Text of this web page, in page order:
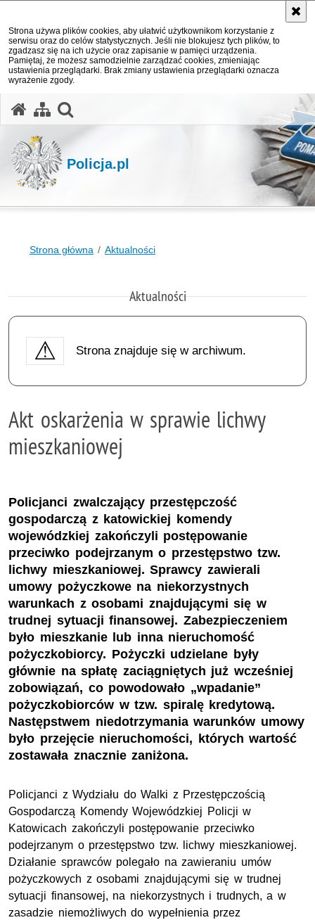
Strona używa plików cookies, aby ułatwić użytkownikom korzystanie z
serwisu oraz do celów statystycznych. Jeśli nie blokujesz tych plików, to
zgadzasz się na ich użycie oraz zapisanie w pamięci urządzenia.
Pamiętaj, że możesz samodzielnie zarządzać cookies, zmieniając
ustawienia przeglądarki. Brak zmiany ustawienia przeglądarki oznacza
wyrażenie zgody.
Policja.pl
Strona główna Aktualności
Aktualności
Strona znajduje się w archiwum.
Akt oskarżenia w sprawie lichwy
mieszkaniowej
Policjanci zwalczający przestępczość
gospodarczą z katowickiej komendy
wojewódzkiej zakończyli postępowanie
przeciwko podejrzanym o przestępstwo tzw.
lichwy mieszkaniowej. Sprawcy zawierali
umowy pożyczkowe na niekorzystnych
warunkach z osobami znajdującymi się w
trudnej sytuacji finansowej. Zabezpieczeniem
było mieszkanie lub inna nieruchomość
pożyczkobiorcy. Pożyczki udzielane były
głównie na spłatę zaciągniętych już wcześniej
zobowiązań, co powodowało „wpadanie”
pożyczkobiorców w tzw. spiralę kredytową.
Następstwem niedotrzymania warunków umowy
było przejęcie nieruchomości, których wartość
zostawała znacznie zaniżona.
Policjanci z Wydziału do Walki z Przestępczością
Gospodarczą Komendy Wojewódzkiej Policji w
Katowicach zakończyli postępowanie przeciwko
podejrzanym o przestępstwo tzw. lichwy mieszkaniowej.
Działanie sprawców polegało na zawieraniu umów
pożyczkowych z osobami znajdującymi się w trudnej
sytuacji finansowej, na niekorzystnych i trudnych, a w
zasadzie niemożliwych do wypełnienia przez